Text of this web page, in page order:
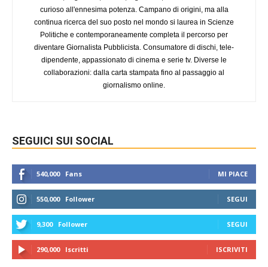
curioso all'ennesima potenza. Campano di origini, ma alla
continua ricerca del suo posto nel mondo si laurea in Scienze
Politiche e contemporaneamente completa il percorso per
diventare Giornalista Pubblicista. Consumatore di dischi, tele-
dipendente, appassionato di cinema e serie tv. Diverse le
collaborazioni: dalla carta stampata fino al passaggio al
giornalismo online.
SEGUICI SUI SOCIAL
540,000 Fans MI PIACE
550,000 Follower SEGUI
9,300 Follower SEGUI
290,000 Iscritti ISCRIVITI